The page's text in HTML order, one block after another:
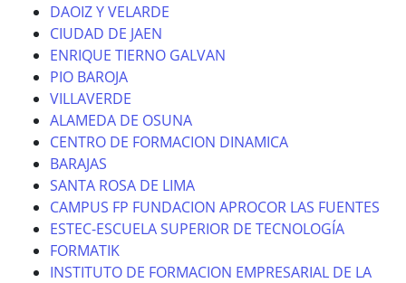
DAOIZ Y VELARDE
CIUDAD DE JAEN
ENRIQUE TIERNO GALVAN
PIO BAROJA
VILLAVERDE
ALAMEDA DE OSUNA
CENTRO DE FORMACION DINAMICA
BARAJAS
SANTA ROSA DE LIMA
CAMPUS FP FUNDACION APROCOR LAS FUENTES
ESTEC-ESCUELA SUPERIOR DE TECNOLOGÍA
FORMATIK
INSTITUTO DE FORMACION EMPRESARIAL DE LA